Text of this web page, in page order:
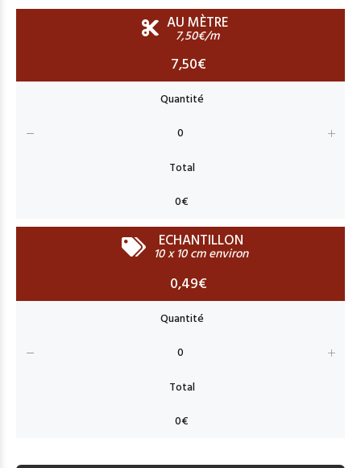
AU MÈTRE
7,50€/m
7,50€
ECHANTILLON
10 x 10 cm environ
0,49€